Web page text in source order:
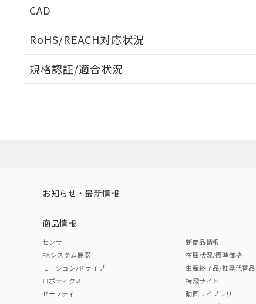
CAD
RoHS/REACH対応状況
EU RoHS 注意事項・凡例
中国 RoHS 注意事項・凡例
中国 RoHS表
Pb Hg
規格認証/適合状況
お知らせ・最新情報
商品情報
センサ
FAシステム機器
モーション/ドライブ
ロボティクス
セーフティ
新商品情報
在庫状況/標準価格
生産終了品/推奨代替品
特設サイト
動画ライブラリ